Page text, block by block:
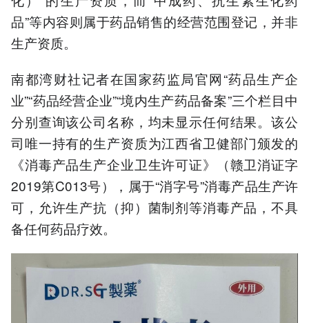
品”等内容则属于药品销售的经营范围登记，并非
生产资质。
南都湾财社记者在国家药监局官网“药品生产企
业”“药品经营企业”“境内生产药品备案”三个栏目中
分别查询该公司名称，均未显示任何结果。该公
司唯一持有的生产资质为江西省卫健部门颁发的
《消毒产品生产企业卫生许可证》（赣卫消证字
2019第C013号），属于“消字号”消毒产品生产许
可，允许生产抗（抑）菌制剂等消毒产品，不具
备任何药品疗效。